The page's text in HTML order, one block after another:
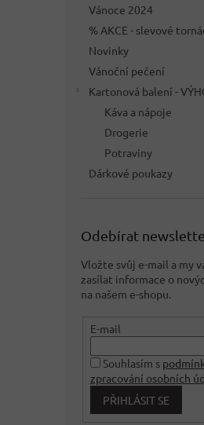
Vánoce 2024
% AKCE - slevové
Novinky
Vánoční pečení
Kartonová balení -
Káva a nápoje
Drogerie
Potraviny
Dárkové poukazy
Odebírat
Vložte svůj e-mail a my
zasílat informace o
na našem e-shopu.
E-mail
Souhlasím s
zpracování osobních
PŘIHLÁSIT SE